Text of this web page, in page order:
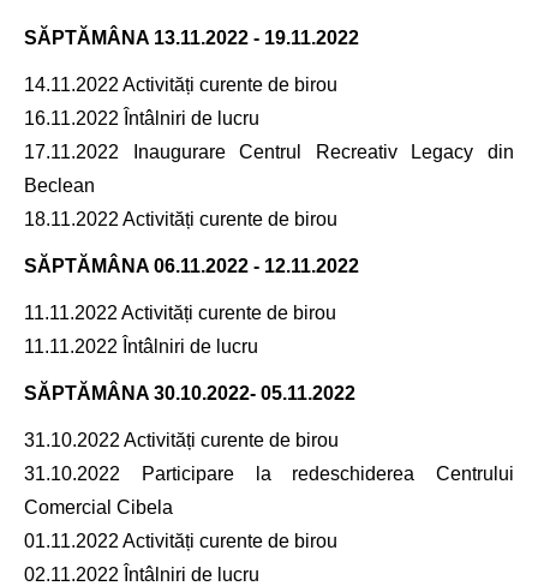
SĂPTĂMÂNA 13.11.2022 - 19.11.2022
14.11.2022 Activități curente de birou
16.11.2022 Întâlniri de lucru
17.11.2022 Inaugurare Centrul Recreativ Legacy din
Beclean
18.11.2022 Activități curente de birou
SĂPTĂMÂNA 06.11.2022 - 12.11.2022
11.11.2022 Activități curente de birou
11.11.2022 Întâlniri de lucru
SĂPTĂMÂNA 30.10.2022- 05.11.2022
31.10.2022 Activități curente de birou
31.10.2022 Participare la redeschiderea Centrului
Comercial Cibela
01.11.2022 Activități curente de birou
02.11.2022 Întâlniri de lucru